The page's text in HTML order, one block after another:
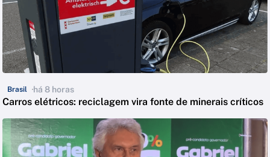
Brasil há 8 horas
Carros elétricos: reciclagem vira fonte de minerais críticos